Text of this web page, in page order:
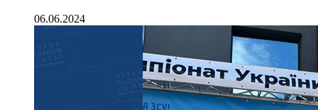
06.06.2024